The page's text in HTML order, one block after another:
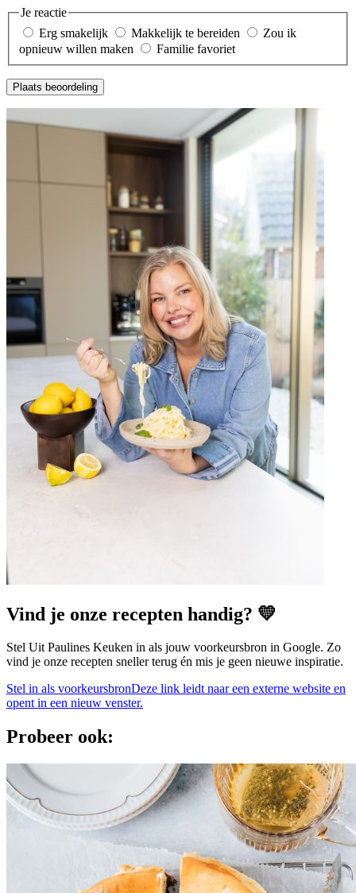
Je reactie
Erg smakelijk
Makkelijk te bereiden
Zou ik
opnieuw willen maken
Familie favoriet
Plaats beoordeling
Vind je onze recepten handig? 💛
Stel Uit Paulines Keuken in als jouw voorkeursbron in Google. Zo
vind je onze recepten sneller terug én mis je geen nieuwe inspiratie.
Stel in als voorkeursbronDeze link leidt naar een externe website en
opent in een nieuw venster.
Probeer ook: